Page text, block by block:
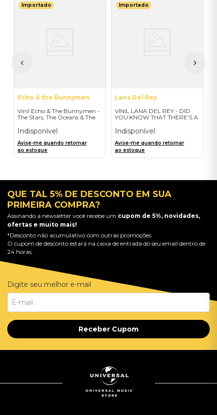
Importado
Echo & the Bunnymen
Vinil Echo & The Bunnymen -
The Stars, The Oceans & The
- Importado
Indisponível
Avise-me quando retornar
ao estoque
Importado
Lana Del Rey
VINIL LANA DEL REY - DID
YOU KNOW THAT THERE'S A
BLVD (ALT COVER EXPLICIT/
2LP) - IMPORTADO
Indisponível
Avise-me quando retornar
ao estoque
QUE TAL 5% DE DESCONTO EM SUA
PRIMEIRA COMPRA?
Assinando a newsletter você recebe um cupom de 5%, novidades,
ofertas e muito mais!
*Desconto não acumulativo com outras promoções.
O cupom de desconto estará na caixa de entrada do seu email dentro de
24 horas.
Digite seu melhor e-mail
Receber Cupom